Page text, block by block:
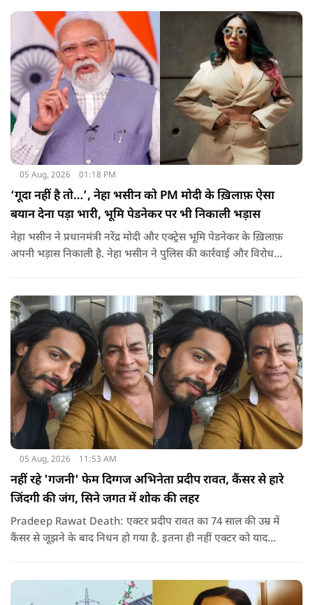
05 Aug, 2026 01:18 PM
‘गूदा नहीं है तो…’, नेहा भसीन को PM मोदी के ख़िलाफ़ ऐसा
बयान देना पड़ा भारी, भूमि पेडनेकर पर भी निकाली भड़ास
नेहा भसीन ने प्रधानमंत्री नरेंद्र मोदी और एक्ट्रेस भूमि पेडनेकर के ख़िलाफ़
अपनी भड़ास निकाली है. नेहा भसीन ने पुलिस की कार्रवाई और विरोध
05 Aug, 2026 11:53 AM
नहीं रहे 'गजनी' फेम दिग्गज अभिनेता प्रदीप रावत, कैंसर से हारे
जिंदगी की जंग, सिने जगत में शोक की लहर
Pradeep Rawat Death: एक्टर प्रदीप रावत का 74 साल की उम्र में
कैंसर से जूझने के बाद निधन हो गया है. इतना ही नहीं एक्टर को याद